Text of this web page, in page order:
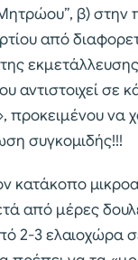
β) στην
από
της
αντιστοιχεί σε
προκειμένου να
συγκομιδής!!!
κατάκοπο
από μέρες
2-3 ελαιοχώρα